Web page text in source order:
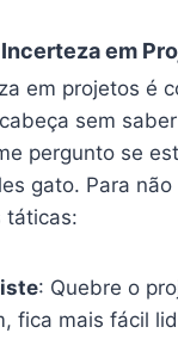
em
em projetos é
sem
pergunto se
gato. Para
táticas:
: Quebre o
fica mais fácil